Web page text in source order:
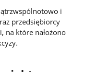
i
przedsiębiorcy
na które nałożono